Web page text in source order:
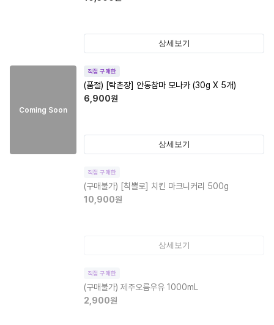
상세보기
Coming Soon
직접 구매한
(품절) [탁촌장] 안동참마 모나카 (30g X 5개)
6,900원
상세보기
직접 구매한
(구매불가) [칙뽈로] 치킨 마크니커리 500g
10,900원
상세보기
직접 구매한
(구매불가) 제주오름우유 1000mL
2,900원